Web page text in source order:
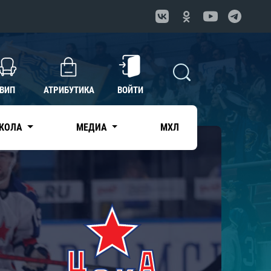
ВИП АТРИБУТИКА ВОЙТИ
МЕДИА МХЛ